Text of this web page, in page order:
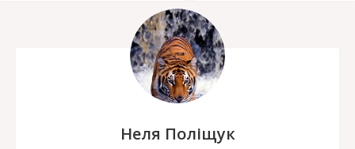
Неля Поліщук